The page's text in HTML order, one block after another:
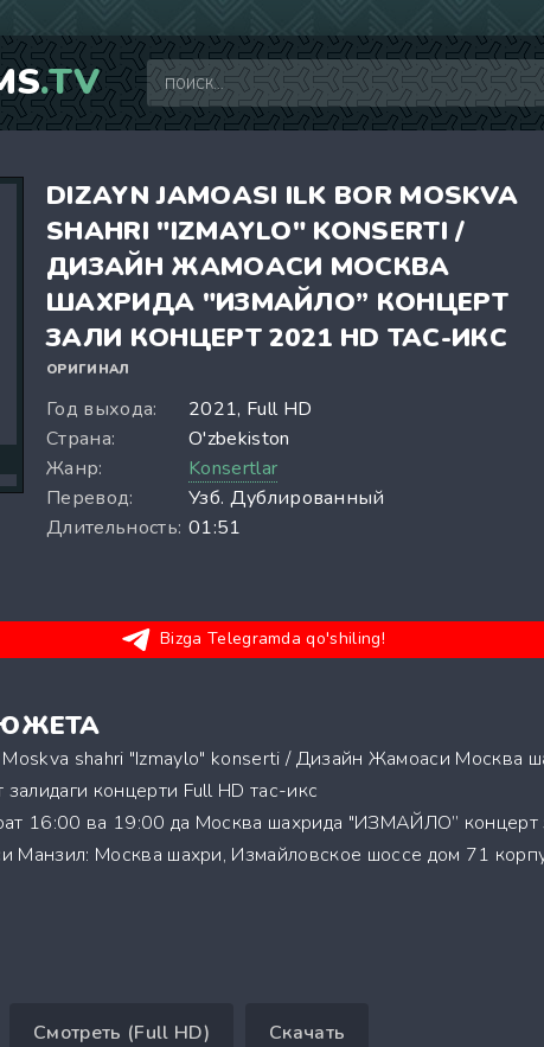
.TV
DIZAYN JAMOASI ILK BOR MOSKVA
SHAHRI "IZMAYLO" KONSERTI /
ДИЗАЙН ЖАМОАСИ МОСКВА
ШАХРИДА "ИЗМАЙЛО” КОНЦЕРТ
ЗАЛИ КОНЦЕРТ 2021 HD ТАС-ИКС
ОРИГИНАЛ
Год выхода:
2021, Full HD
Страна:
O'zbekiston
Жанр:
Konsertlar
Перевод:
Узб. Дублированный
Длительность: 01:51
Bizga Telegramda qo'shiling!
Moskva shahri "Izmaylo" konserti / Дизайн Жамоаси Москва
концерти Full HD тас-икс
16:00 ва 19:00 да Москва шахрида "ИЗМАЙЛО” концерт
Манзил: Москва шахри, Измайловское шоссе дом 71
Смотреть (Full HD) Скачать